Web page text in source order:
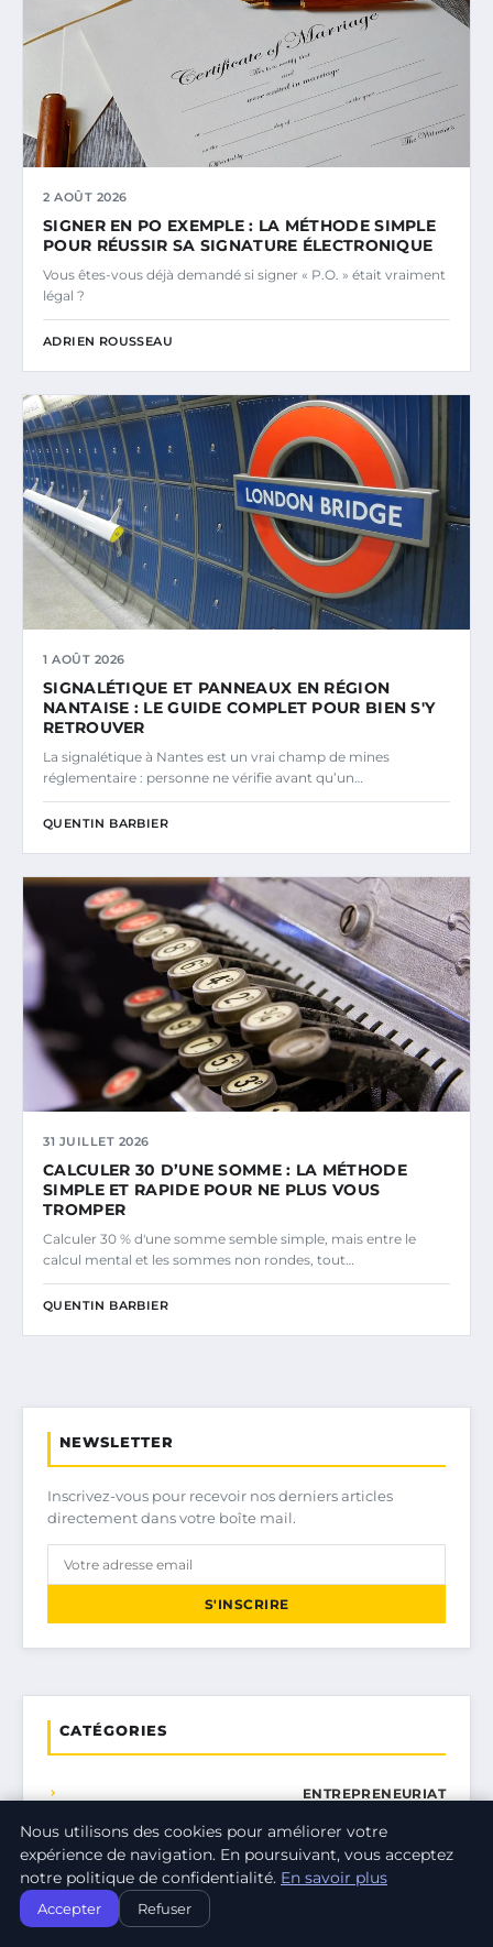
2 AOÛT 2026
SIGNER EN PO EXEMPLE : LA MÉTHODE SIMPLE
POUR RÉUSSIR SA SIGNATURE ÉLECTRONIQUE
Vous êtes-vous déjà demandé si signer « P.O. » était vraiment
légal ?
ADRIEN ROUSSEAU
1 AOÛT 2026
SIGNALÉTIQUE ET PANNEAUX EN RÉGION
NANTAISE : LE GUIDE COMPLET POUR BIEN S'Y
RETROUVER
La signalétique à Nantes est un vrai champ de mines
réglementaire : personne ne vérifie avant qu’un…
QUENTIN BARBIER
31 JUILLET 2026
CALCULER 30 D’UNE SOMME : LA MÉTHODE
SIMPLE ET RAPIDE POUR NE PLUS VOUS
TROMPER
Calculer 30 % d'une somme semble simple, mais entre le
calcul mental et les sommes non rondes, tout…
QUENTIN BARBIER
NEWSLETTER
Inscrivez-vous pour recevoir nos derniers articles
directement dans votre boîte mail.
S'INSCRIRE
CATÉGORIES
ENTREPRENEURIAT
FINANCE D'ENTREPRISE
INNOVATION
Nous utilisons des cookies pour améliorer votre
expérience de navigation. En poursuivant, vous acceptez
notre politique de confidentialité. En savoir plus
Accepter Refuser